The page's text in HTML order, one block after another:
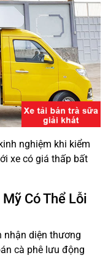
nghiệm khi kiểm
xe có giá thấp bất
Có Thể Lỗi
nhận diện thương
cà phê lưu động